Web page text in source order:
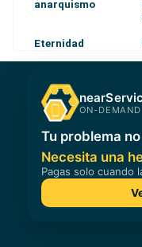
anarquismo
Eternidad